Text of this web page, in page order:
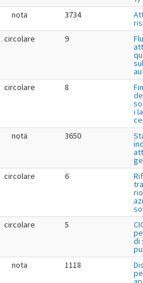
nota 3734
circolare 9
circolare 8
i
nota 3650
circolare 6
circolare 5
di
nota 1118